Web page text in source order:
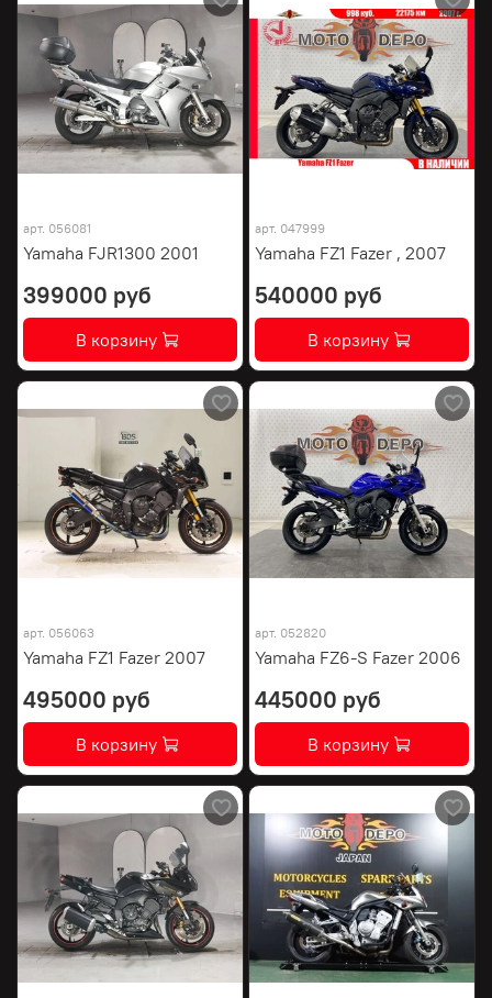
арт. 056081
Yamaha FJR1300 2001
399000 руб
В корзину
арт. 047999
Yamaha FZ1 Fazer , 2007
540000 руб
В корзину
арт. 056063
Yamaha FZ1 Fazer 2007
495000 руб
В корзину
арт. 052820
Yamaha FZ6-S Fazer 2006
445000 руб
В корзину